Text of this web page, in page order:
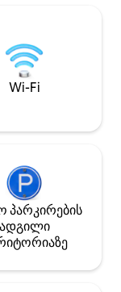
ზღვიდან ფეხით
Რამდენიმე კმ-
Tréport, Mers les
Wi-Fi
პარკირების
ადგილი